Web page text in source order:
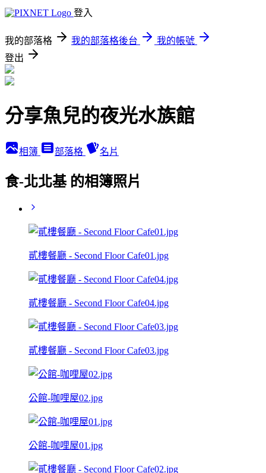
登入
我的部落格 我的部落格後台
我的帳號
登出
分享魚兒的夜光水族館
相簿 部落格 名片
食-北北基 的相簿照片
貳樓餐廳 - Second Floor Cafe01.jpg
貳樓餐廳 - Second Floor Cafe04.jpg
貳樓餐廳 - Second Floor Cafe03.jpg
公館-咖哩屋02.jpg
公館-咖哩屋01.jpg